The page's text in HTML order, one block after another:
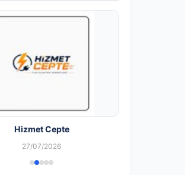
Hizmet Cepte
27/07/2026